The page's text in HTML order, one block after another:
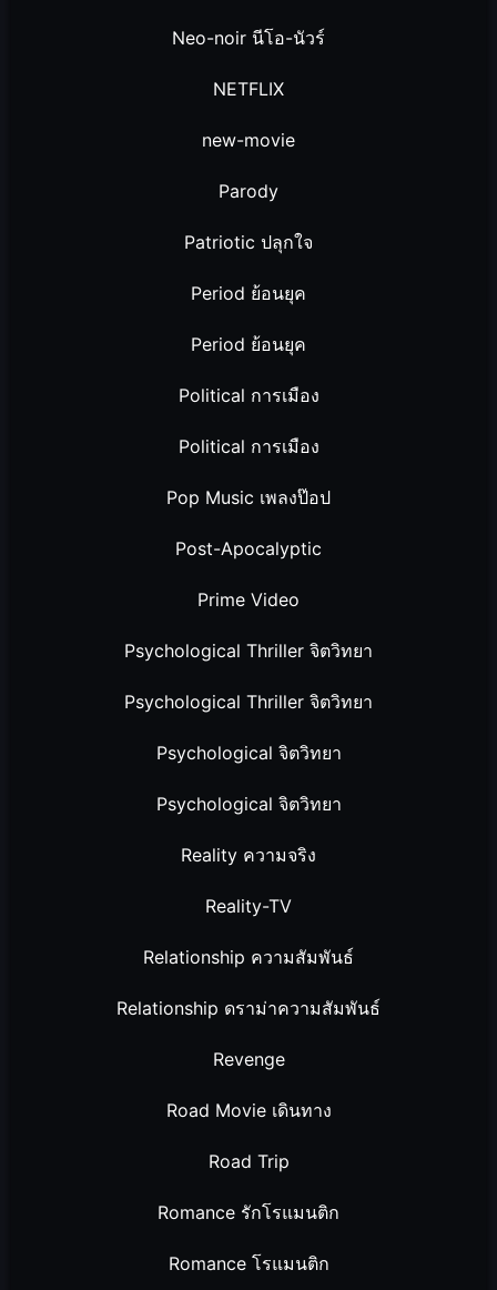
Neo-noir นีโอ-นัวร์
NETFLIX
new-movie
Parody
Patriotic ปลุกใจ
Period ย้อนยุค
Period ย้อนยุค
Political การเมือง
Political การเมือง
Pop Music เพลงป๊อป
Post-Apocalyptic
Prime Video
Psychological Thriller จิตวิทยา
Psychological Thriller จิตวิทยา
Psychological จิตวิทยา
Psychological จิตวิทยา
Reality ความจริง
Reality-TV
Relationship ความสัมพันธ์
Relationship ดราม่าความสัมพันธ์
Revenge
Road Movie เดินทาง
Road Trip
Romance รักโรแมนติก
Romance โรแมนติก